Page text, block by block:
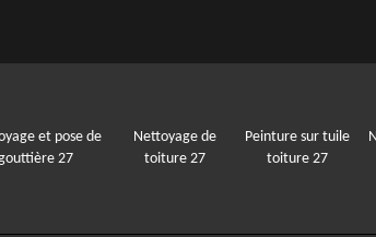
et pose de
27
Nettoyage de
toiture 27
Peinture sur tuile
toiture 27